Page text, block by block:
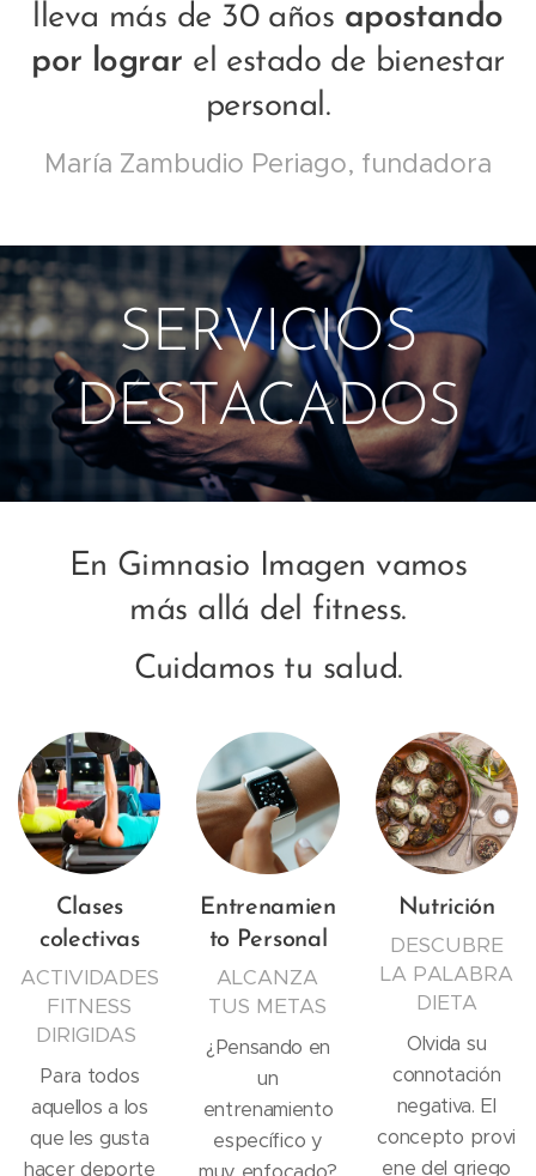
lleva más de 30 años apostando
por lograr el estado de bienestar
personal.
María Zambudio Periago, fundadora
SERVICIOS
DESTACADOS
En Gimnasio Imagen vamos
más allá del fitness.
Cuidamos tu salud.
Clases
colectivas
ACTIVIDADES
FITNESS
DIRIGIDAS
Para todos
aquellos a los
que les gusta
hacer deporte
Entrenamien
to Personal
ALCANZA
TUS METAS
¿Pensando en
un
entrenamiento
específico y
Nutrición
DESCUBRE
LA PALABRA
DIETA
Olvida su
connotación
negativa. El
concepto provi
ene del griego